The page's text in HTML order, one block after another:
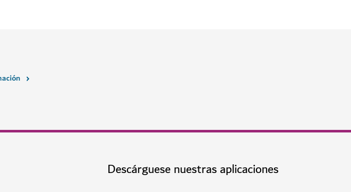
Frying Pan Adventures
1,055RESEÑAS